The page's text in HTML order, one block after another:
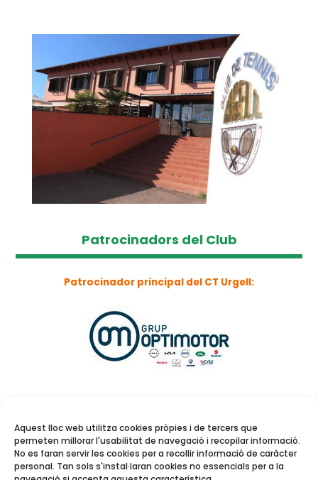
Aquest lloc web utilitza cookies pròpies i de tercers que
permeten millorar l'usabilitat de navegació i recopilar informació.
No es faran servir les cookies per a recollir informació de caràcter
personal. Tan sols s'instal·laran cookies no essencials per a la
Patrocinadors del Club
Patrocinador principal del CT Urgell: